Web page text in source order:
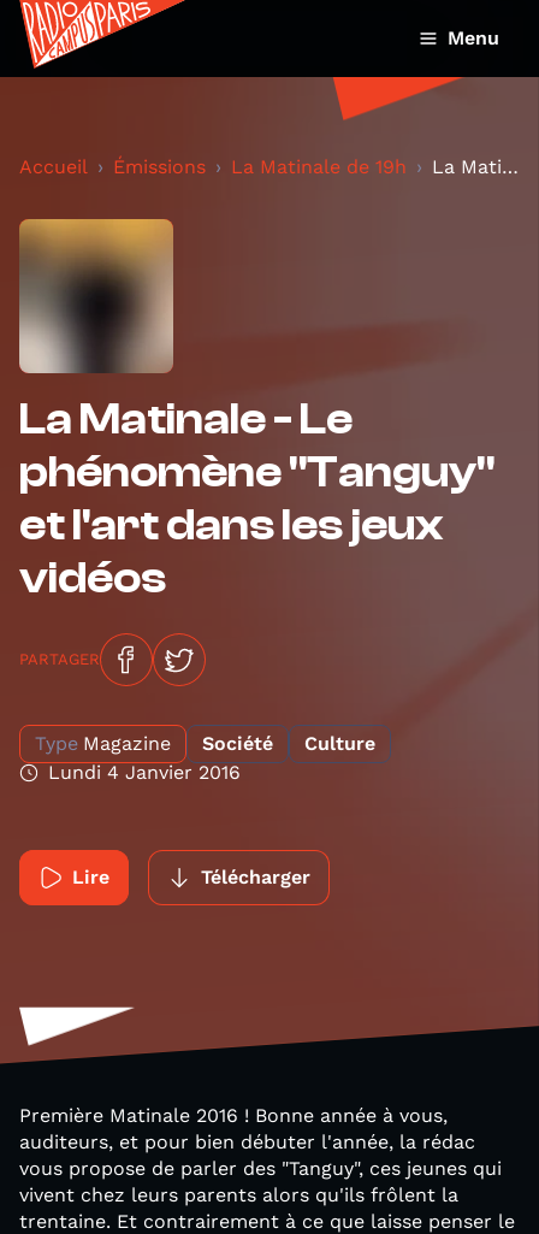
Menu
Accueil Émissions La Matinale de 19h La Matinale - Le phénomène "Tanguy" et l'art dans...
La Matinale - Le
phénomène "Tanguy"
et l'art dans les jeux
vidéos
PARTAGER
Type Magazine Société
Culture
Lundi 4 Janvier 2016
Lire Télécharger
Première Matinale 2016 ! Bonne année à vous,
auditeurs, et pour bien débuter l'année, la rédac
vous propose de parler des "Tanguy", ces jeunes qui
vivent chez leurs parents alors qu'ils frôlent la
trentaine. Et contrairement à ce que laisse penser le